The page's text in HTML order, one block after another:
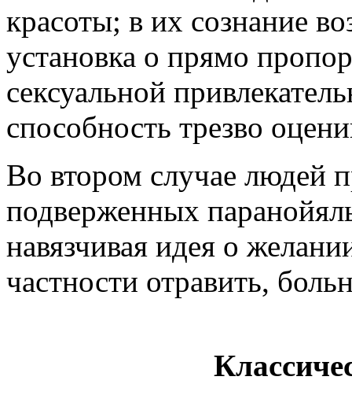
красоты; в их сознание
установка о прямо
сексуальной
способность трезво
Во втором случае людей
подверженных
навязчивая идея о
частности отравить,